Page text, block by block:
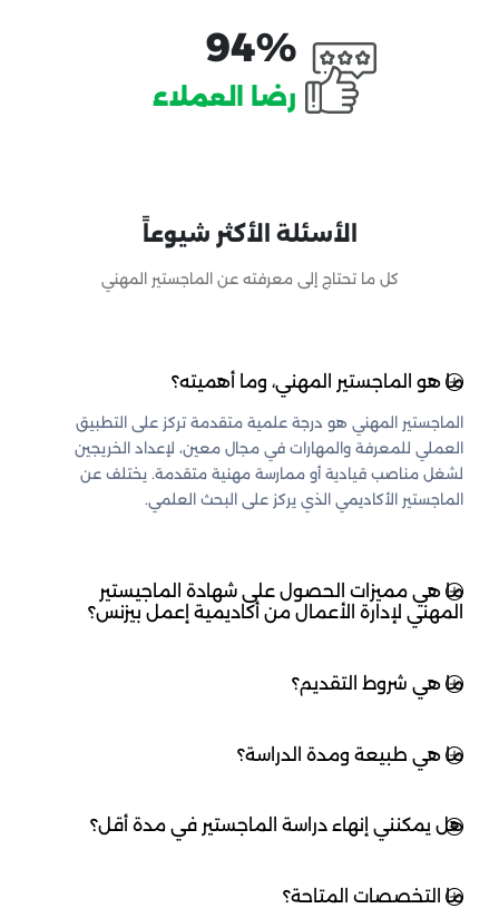
94%
رضا العملاء
الأسئلة الأكثر شيوعاً
كل ما تحتاج إلى معرفته عن الماجستير المهني
ما هو الماجستير المهني، وما أهميته؟
الماجستير المهني هو درجة علمية متقدمة تركز على التطبيق
العملي للمعرفة والمهارات في مجال معين، لإعداد الخريجين
لشغل مناصب قيادية أو ممارسة مهنية متقدمة. يختلف عن
الماجستير الأكاديمي الذي يركز على البحث العلمي.
ما هي مميزات الحصول على شهادة الماجيستير
المهني لإدارة الأعمال من أكاديمية إعمل بيزنس؟
ما هي شروط التقديم؟
ما هي طبيعة ومدة الدراسة؟
هل يمكنني إنهاء دراسة الماجستير في مدة أقل؟
ما التخصصات المتاحة؟